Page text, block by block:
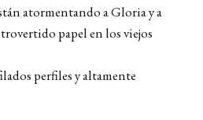
atormentando a Gloria y a
papel en los viejos
perfiles y altamente